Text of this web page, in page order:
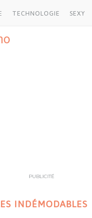
TECHNOLOGIE SEXY
PUBLICITÉ
INDÉMODABLES